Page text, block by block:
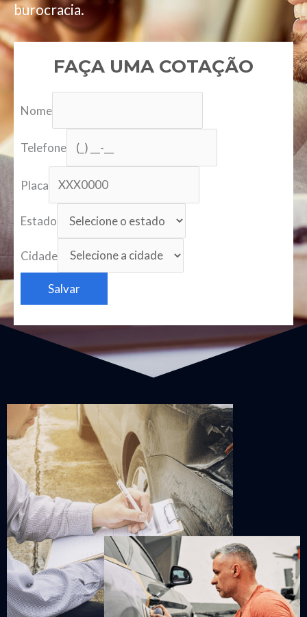
burocracia.
FAÇA UMA COTAÇÃO
Nome
Telefone
Placa
Estado
Cidade
Salvar